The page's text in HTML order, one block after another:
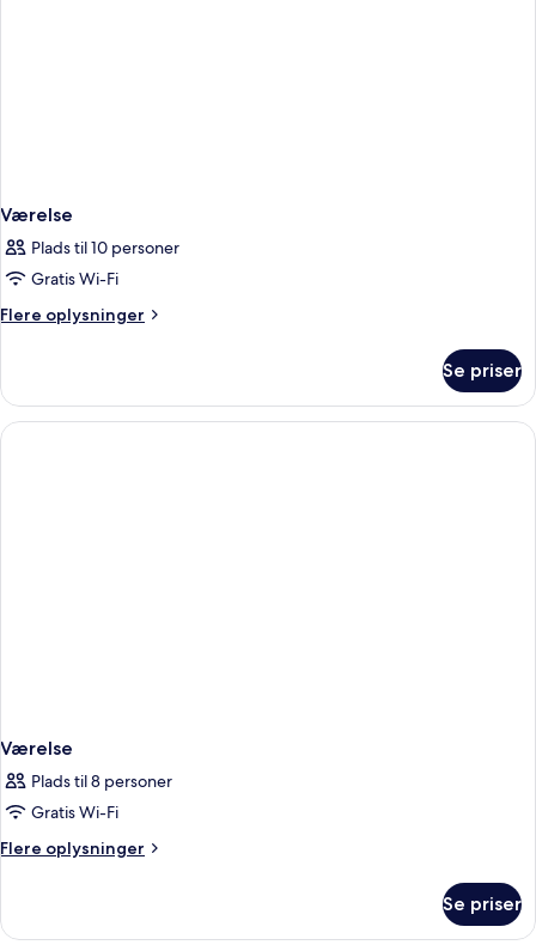
Værelse
Plads til 10 personer
Gratis Wi-Fi
Flere oplysninger
Flere
Se priser
Værelse
Plads til 8 personer
Gratis Wi-Fi
Flere oplysninger
Flere
Se priser